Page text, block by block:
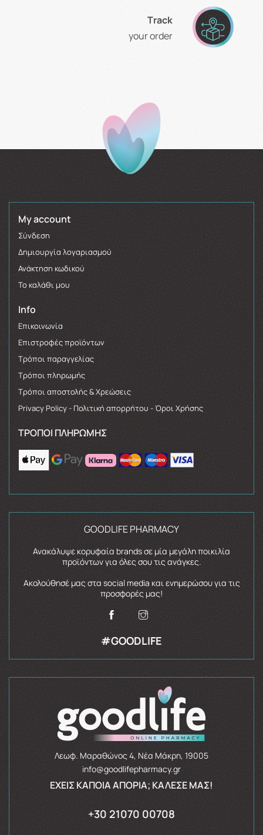
Τrack
your order
My account
Σύνδεση
Δημιουργία λογαριασμού
Ανάκτηση κωδικού
Το καλάθι μου
Info
Επικοινωνία
Επιστροφές προϊόντων
Τρόποι παραγγελίας
Τρόποι πληρωμής
Τρόποι αποστολής & Χρεώσεις
Privacy Policy - Πολιτική απορρήτου - Όροι Χρήσης
ΤΡΌΠΟΙ ΠΛΗΡΩΜΉΣ
GOODLIFE PHARMACY
Ανακάλυψε κορυφαία brands σε μία μεγάλη ποικιλία
προϊόντων για όλες σου τις ανάγκες.
Ακολούθησέ μας στα social media και ενημερώσου για τις
προσφορές μας!
#GOODLIFE
Λεωφ. Μαραθώνος 4, Νέα Μάκρη, 19005
info@goodlifepharmacy.gr
ΈΧΕΙΣ ΚΆΠΟΙΑ ΑΠΟΡΊΑ; ΚΆΛΕΣΈ ΜΑΣ!
+30 21070 00708